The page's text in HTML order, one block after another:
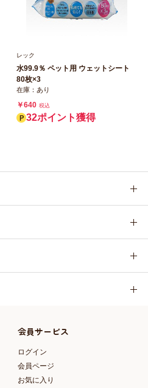
レック
水99.9％ ペット用 ウェットシート
80枚×3
在庫：あり
￥640 税込
32ポイント獲得
会員サービス
ログイン
会員ページ
お気に入り